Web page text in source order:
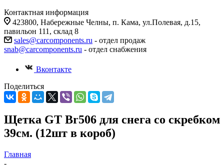
Контактная информация
423800, Набережные Челны, п. Кама, ул.Полевая, д.15,
павильон 111, склад 8
sales@carcomponents.ru - отдел продаж
snab@carcomponents.ru - отдел снабжения
Вконтакте
Поделиться
Щетка GT Br506 для снега со скребком
39см. (12шт в короб)
Главная
-